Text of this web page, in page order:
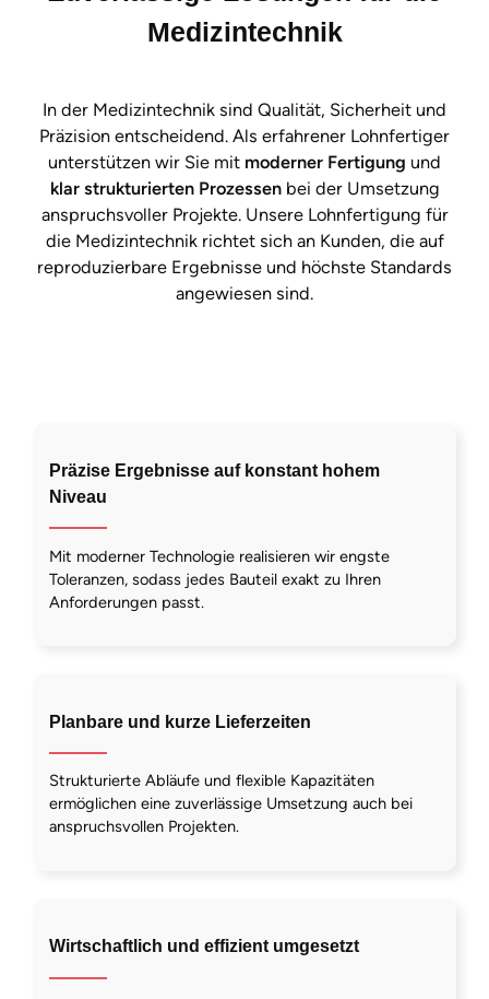
Medizintechnik
In der Medizintechnik sind Qualität, Sicherheit und
Präzision entscheidend. Als erfahrener Lohnfertiger
unterstützen wir Sie mit moderner Fertigung und
klar strukturierten Prozessenbei der Umsetzung
anspruchsvoller Projekte. Unsere Lohnfertigung für
die Medizintechnik richtet sich an Kunden, die auf
reproduzierbare Ergebnisse und höchste Standards
angewiesen sind.
Präzise Ergebnisse auf konstant hohem
Niveau
Mit moderner Technologie realisieren wir engste
Toleranzen, sodass jedes Bauteil exakt zu Ihren
Anforderungen passt.
Planbare und kurze Lieferzeiten
Strukturierte Abläufe und flexible Kapazitäten
ermöglichen eine zuverlässige Umsetzung auch bei
anspruchsvollen Projekten.
Wirtschaftlich und effizient umgesetzt